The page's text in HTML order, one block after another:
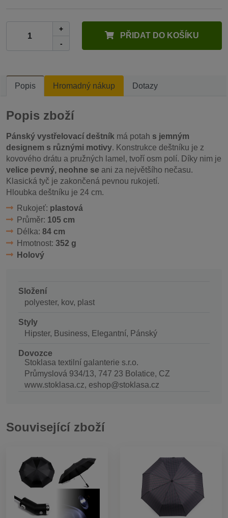
+
-
PŘIDAT DO KOŠÍKU
Popis Hromadný nákup Dotazy
Popis zboží
Pánský vystřelovací deštník má potah s jemným
designem s různými motivy. Konstrukce deštníku je z
kovového drátu a pružných lamel, tvoří osm polí. Díky nim je
velice pevný, neohne se ani za největšího nečasu.
Klasická tyč je zakončená pevnou rukojetí.
Hloubka deštníku je 24 cm.
Rukojeť: plastová
Průměr: 105 cm
Délka: 84 cm
Hmotnost: 352 g
Holový
Složení
polyester, kov, plast
Styly
Hipster, Business, Elegantní, Pánský
Dovozce
Stoklasa textilní galanterie s.r.o.
Průmyslová 934/13, 747 23 Bolatice, CZ
www.stoklasa.cz, eshop@stoklasa.cz
Související zboží